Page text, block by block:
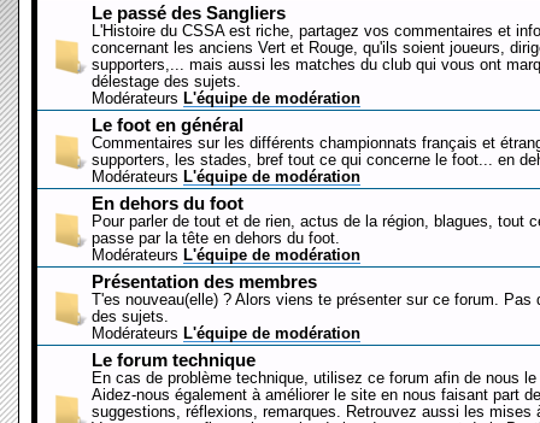
Le passé des Sangliers
L'Histoire du CSSA est riche, partagez vos commentaires et
concernant les anciens Vert et Rouge, qu'ils soient joueurs,
supporters,... mais aussi les matches du club qui vous ont
délestage des sujets.
Modérateurs L'équipe de modération
Le foot en général
Commentaires sur les différents championnats français et
supporters, les stades, bref tout ce qui concerne le foot... en
Modérateurs L'équipe de modération
En dehors du foot
Pour parler de tout et de rien, actus de la région, blagues, tout
passe par la tête en dehors du foot.
Modérateurs L'équipe de modération
Présentation des membres
T'es nouveau(elle) ? Alors viens te présenter sur ce forum. Pas
des sujets.
Modérateurs L'équipe de modération
Le forum technique
En cas de problème technique, utilisez ce forum afin de nous le
Aidez-nous également à améliorer le site en nous faisant part
suggestions, réflexions, remarques. Retrouvez aussi les mises